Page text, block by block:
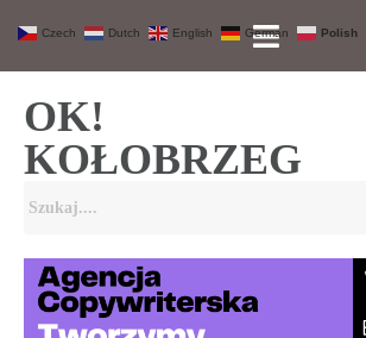
OK!
KOŁOBRZEG
Czech Dutch English German Polish